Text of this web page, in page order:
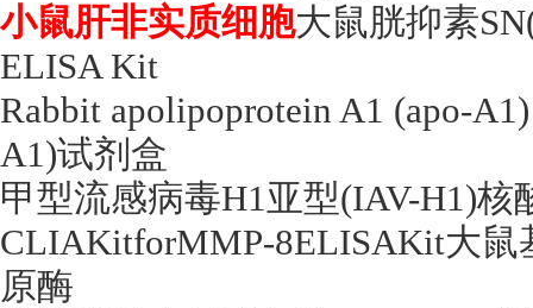
小鼠肝非实质细胞大鼠胱抑素
ELISA Kit
Rabbit apolipoprotein A1 (apo-
A1)试剂盒
甲型流感病毒H1亚型(IAV-H1)核
CLIAKitforMMP-8ELISAKit大鼠
原酶